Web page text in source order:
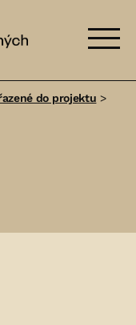
do projektu >